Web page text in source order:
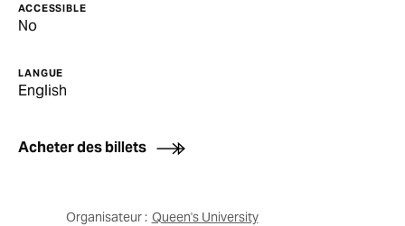
ACCESSIBLE
No
LANGUE
English
Acheter des billets
Organisateur : Queen's University